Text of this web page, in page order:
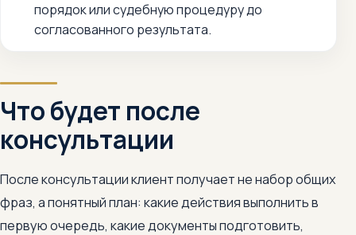
порядок или судебную процедуру до
согласованного результата.
Что будет после
консультации
После консультации клиент получает не набор общих
фраз, а понятный план: какие действия выполнить в
первую очередь, какие документы подготовить,